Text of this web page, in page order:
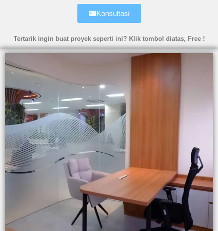
Konsultasi
Tertarik ingin buat proyek seperti ini? Klik tombol diatas, Free !